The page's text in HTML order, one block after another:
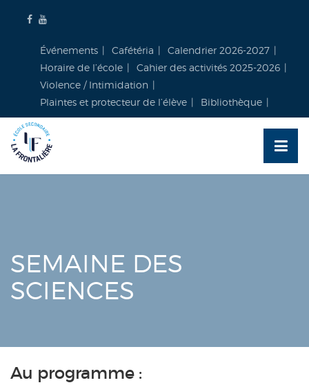
Événements Cafétéria
Calendrier 2026-2027
Horaire de l’école
Cahier des activités 2025-2026
Violence / Intimidation
Plaintes et protecteur de l’élève
Bibliothèque
SEMAINE DES
SCIENCES
Au programme :